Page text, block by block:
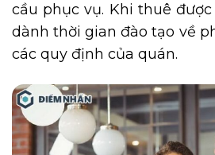
cầu phục vụ. Khi thuê
dành thời gian đào tạo về
các quy định của quán.